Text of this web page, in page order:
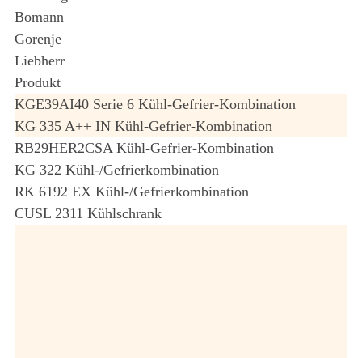
Bomann
Gorenje
Liebherr
Produkt
KGE39AI40 Serie 6 Kühl-Gefrier-Kombination
KG 335 A++ IN Kühl-Gefrier-Kombination
RB29HER2CSA Kühl-Gefrier-Kombination
KG 322 Kühl-/Gefrierkombination
RK 6192 EX Kühl-/Gefrierkombination
CUSL 2311 Kühlschrank